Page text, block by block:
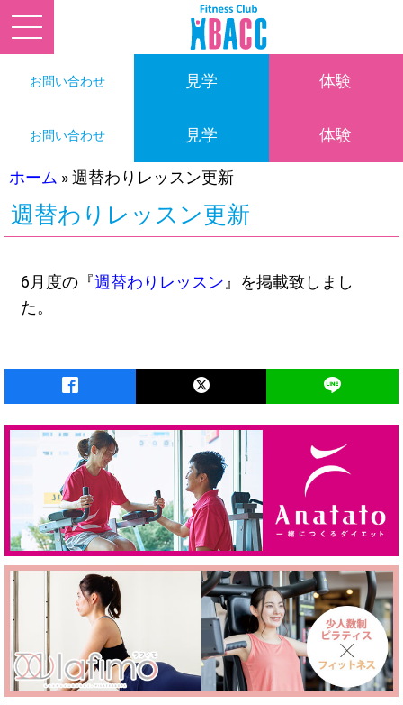
お問い合わせ 見学 体験
お問い合わせ 見学 体験
ホーム »週替わりレッスン更新
週替わりレッスン更新
6月度の『週替わりレッスン 』を掲載致しまし
た。